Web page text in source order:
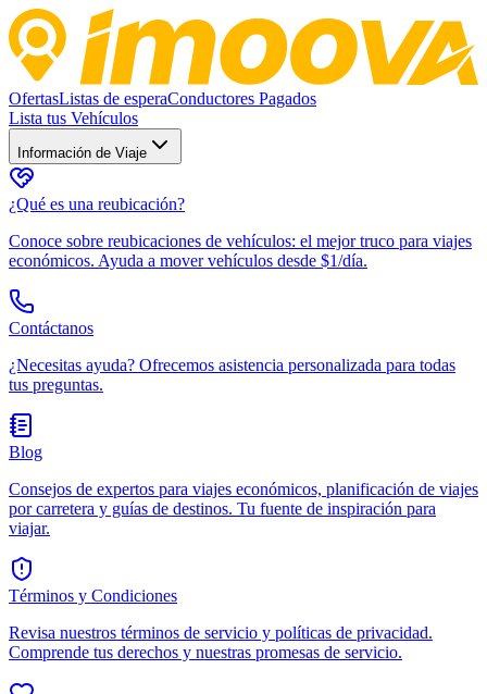
OfertasListas de esperaConductores Pagados
Lista tus Vehículos
Información de Viaje
¿Qué es una reubicación?
Conoce sobre reubicaciones de vehículos: el mejor truco para viajes
económicos. Ayuda a mover vehículos desde $1/día.
Contáctanos
¿Necesitas ayuda? Ofrecemos asistencia personalizada para todas
tus preguntas.
Blog
Consejos de expertos para viajes económicos, planificación de viajes
por carretera y guías de destinos. Tu fuente de inspiración para
viajar.
Términos y Condiciones
Revisa nuestros términos de servicio y políticas de privacidad.
Comprende tus derechos y nuestras promesas de servicio.